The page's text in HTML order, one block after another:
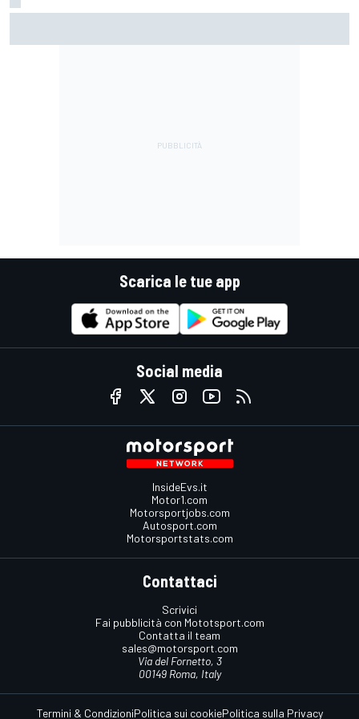
Scarica le tue app
Social media
InsideEvs.it
Motor1.com
Motorsportjobs.com
Autosport.com
Motorsportstats.com
Contattaci
Scrivici
Fai pubblicità con Mototsport.com
Contatta il team
sales@motorsport.com
Via del Fornetto, 3
00149 Roma, Italy
Termini & CondizioniPolitica sui cookiePolitica sulla Privacy